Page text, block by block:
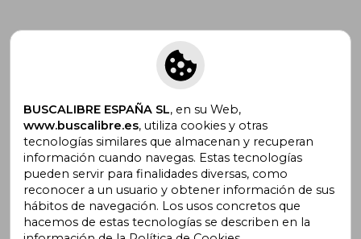
Suscríbete para recibir ofertas y
promociones
¿Necesitas ayuda?
Ir a Centro de Soporte
BUSCALIBRE ESPAÑA SL, en su Web,
www.buscalibre.es, utiliza cookies y otras
tecnologías similares que almacenan y recuperan
información cuando navegas. Estas tecnologías
pueden servir para finalidades diversas, como
reconocer a un usuario y obtener información de sus
hábitos de navegación. Los usos concretos que
hacemos de estas tecnologías se describen en la